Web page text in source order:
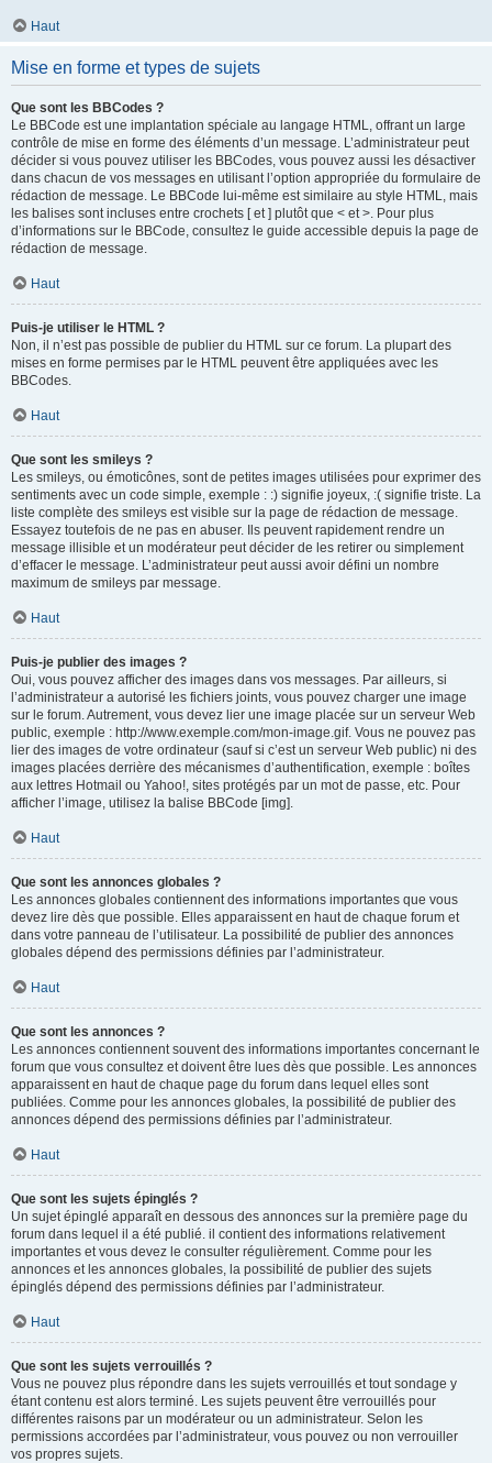
Haut
Mise en forme et types de sujets
Que sont les BBCodes ?
Le BBCode est une implantation spéciale au langage HTML, offrant un large
contrôle de mise en forme des éléments d’un message. L’administrateur peut
décider si vous pouvez utiliser les BBCodes, vous pouvez aussi les désactiver
dans chacun de vos messages en utilisant l’option appropriée du formulaire de
rédaction de message. Le BBCode lui-même est similaire au style HTML, mais
les balises sont incluses entre crochets [ et ] plutôt que < et >. Pour plus
d’informations sur le BBCode, consultez le guide accessible depuis la page de
rédaction de message.
Haut
Puis-je utiliser le HTML ?
Non, il n’est pas possible de publier du HTML sur ce forum. La plupart des
mises en forme permises par le HTML peuvent être appliquées avec les
BBCodes.
Haut
Que sont les smileys ?
Les smileys, ou émoticônes, sont de petites images utilisées pour exprimer des
sentiments avec un code simple, exemple : :) signifie joyeux, :( signifie triste. La
liste complète des smileys est visible sur la page de rédaction de message.
Essayez toutefois de ne pas en abuser. Ils peuvent rapidement rendre un
message illisible et un modérateur peut décider de les retirer ou simplement
d’effacer le message. L’administrateur peut aussi avoir défini un nombre
maximum de smileys par message.
Haut
Puis-je publier des images ?
Oui, vous pouvez afficher des images dans vos messages. Par ailleurs, si
l’administrateur a autorisé les fichiers joints, vous pouvez charger une image
sur le forum. Autrement, vous devez lier une image placée sur un serveur Web
public, exemple : http://www.exemple.com/mon-image.gif. Vous ne pouvez pas
lier des images de votre ordinateur (sauf si c’est un serveur Web public) ni des
images placées derrière des mécanismes d’authentification, exemple : boîtes
aux lettres Hotmail ou Yahoo!, sites protégés par un mot de passe, etc. Pour
afficher l’image, utilisez la balise BBCode [img].
Haut
Que sont les annonces globales ?
Les annonces globales contiennent des informations importantes que vous
devez lire dès que possible. Elles apparaissent en haut de chaque forum et
dans votre panneau de l’utilisateur. La possibilité de publier des annonces
globales dépend des permissions définies par l’administrateur.
Haut
Que sont les annonces ?
Les annonces contiennent souvent des informations importantes concernant le
forum que vous consultez et doivent être lues dès que possible. Les annonces
apparaissent en haut de chaque page du forum dans lequel elles sont
publiées. Comme pour les annonces globales, la possibilité de publier des
annonces dépend des permissions définies par l’administrateur.
Haut
Que sont les sujets épinglés ?
Un sujet épinglé apparaît en dessous des annonces sur la première page du
forum dans lequel il a été publié. il contient des informations relativement
importantes et vous devez le consulter régulièrement. Comme pour les
annonces et les annonces globales, la possibilité de publier des sujets
épinglés dépend des permissions définies par l’administrateur.
Haut
Que sont les sujets verrouillés ?
Vous ne pouvez plus répondre dans les sujets verrouillés et tout sondage y
étant contenu est alors terminé. Les sujets peuvent être verrouillés pour
différentes raisons par un modérateur ou un administrateur. Selon les
permissions accordées par l’administrateur, vous pouvez ou non verrouiller
vos propres sujets.